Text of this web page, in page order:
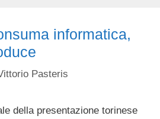
informatica,
Pasteris
della presentazione torinese